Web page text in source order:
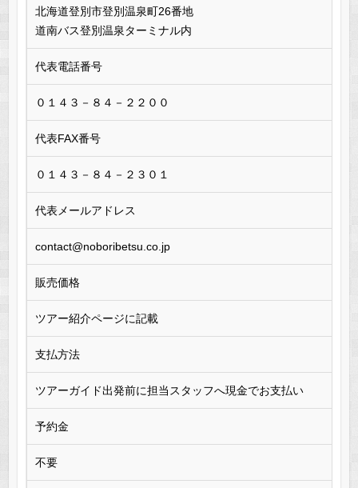
北海道登別市登別温泉町26番地
道南バス登別温泉ターミナル内
代表電話番号
０１４３－８４－２２００
代表FAX番号
０１４３－８４－２３０１
代表メールアドレス
contact@noboribetsu.co.jp
販売価格
ツアー紹介ページに記載
支払方法
ツアーガイド出発前に担当スタッフへ現金でお支払い
予約金
不要